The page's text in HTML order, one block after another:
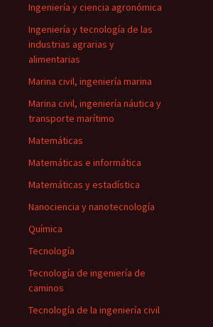
Ingeniería y ciencia agronómica
Ingeniería y tecnología de las
industrias agrarias y
alimentarias
Marina civil, ingeniería marina
Marina civil, ingeniería náutica y
transporte marítimo
Matemáticas
Matemáticas e informática
Matemáticas y estadística
Nanociencia y nanotecnología
Química
Tecnología
Tecnología de ingeniería de
caminos
Tecnología de la ingeniería civil